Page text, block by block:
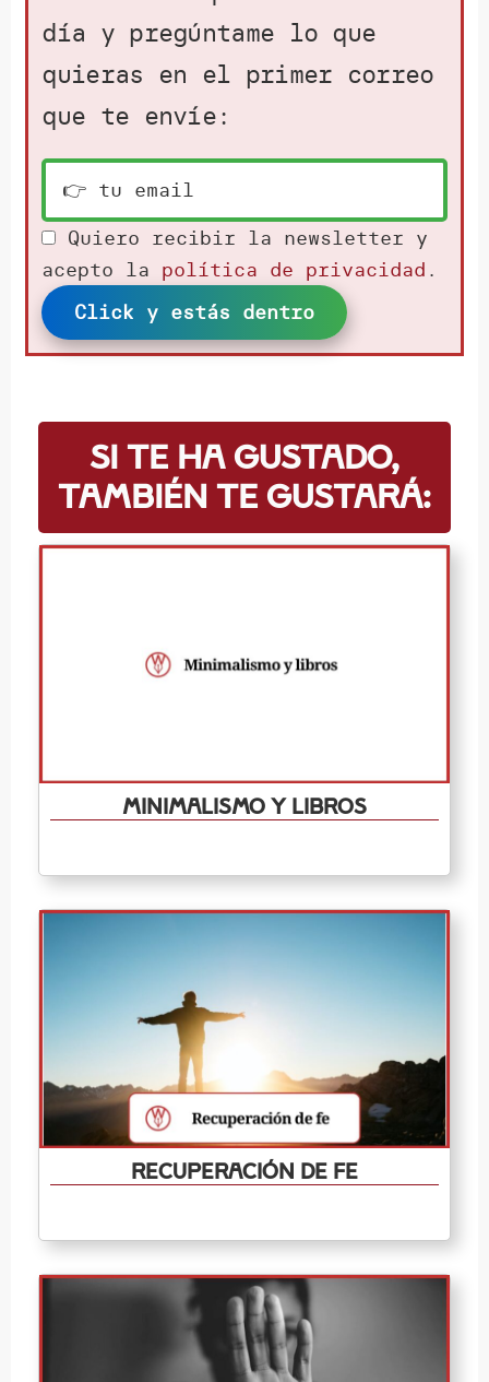
día y pregúntame lo que
quieras en el primer correo
que te envíe:
Quiero recibir la newsletter y
acepto la política de privacidad .
Click y estás dentro
Si te ha gustado,
también te gustará:
Minimalismo y libros
Recuperación de fe